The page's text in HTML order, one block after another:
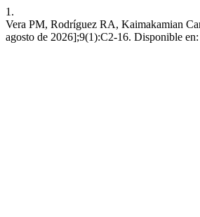
1.
Vera PM, Rodríguez RA, Kaimakamian
agosto de 2026];9(1):C2-16. Disponible